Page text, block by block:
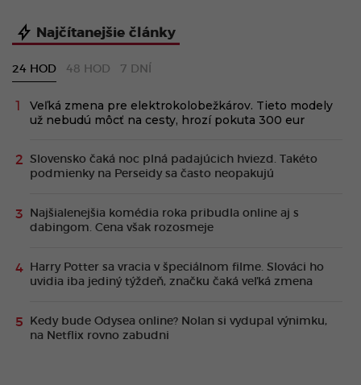
Najčítanejšie články
24 HOD 48 HOD 7 DNÍ
Veľká zmena pre elektrokolobežkárov. Tieto modely
už nebudú môcť na cesty, hrozí pokuta 300 eur
Slovensko čaká noc plná padajúcich hviezd. Takéto
podmienky na Perseidy sa často neopakujú
Najšialenejšia komédia roka pribudla online aj s
dabingom. Cena však rozosmeje
Harry Potter sa vracia v špeciálnom filme. Slováci ho
uvidia iba jediný týždeň, značku čaká veľká zmena
Kedy bude Odysea online? Nolan si vydupal výnimku,
na Netflix rovno zabudni